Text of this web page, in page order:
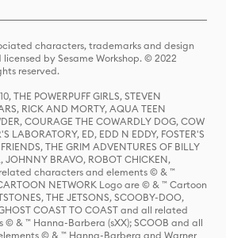
characters, trademarks and design
by Sesame Workshop. © 2022
reserved.
THE POWERPUFF GIRLS, STEVEN
RICK AND MORTY, AQUA TEEN
COURAGE THE COWARDLY DOG, COW
LABORATORY, ED, EDD N EDDY, FOSTER'S
THE GRIM ADVENTURES OF BILLY
JOHNNY BRAVO, ROBOT CHICKEN,
characters and elements © & ™
NETWORK Logo are © & ™ Cartoon
THE JETSONS, SCOOBY-DOO,
COAST TO COAST and all related
& ™ Hanna-Barbera (sXX); SCOOB and all
© & ™ Hanna-Barbera and Warner